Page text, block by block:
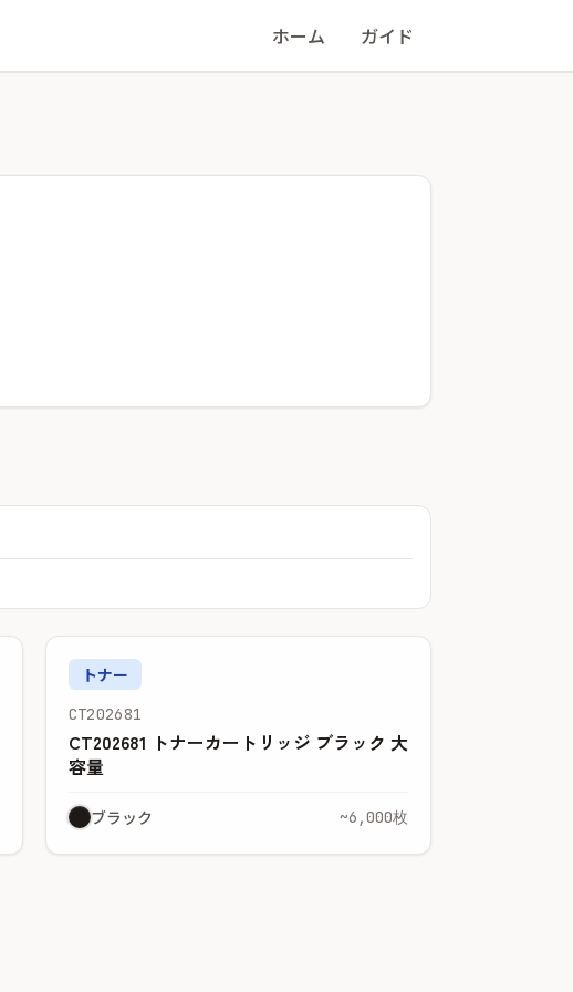
ホーム ガイド
トナー
CT202681
CT202681 トナーカートリッジ ブラック 大
容量
ブラック ~6,000枚